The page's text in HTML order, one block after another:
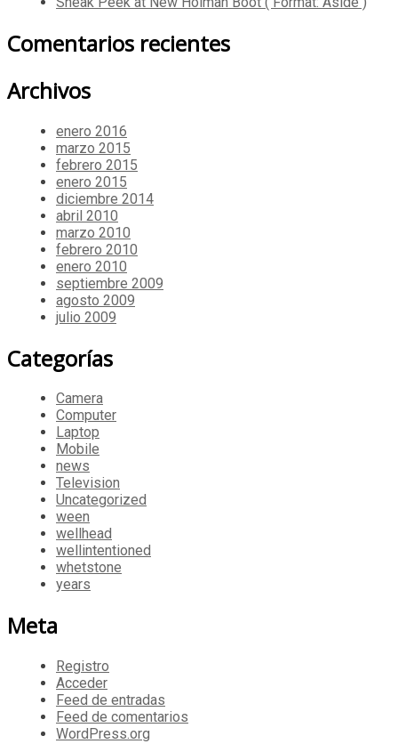
Comentarios recientes
Archivos
enero 2016
marzo 2015
febrero 2015
enero 2015
diciembre 2014
abril 2010
marzo 2010
febrero 2010
enero 2010
septiembre 2009
agosto 2009
julio 2009
Categorías
Camera
Computer
Laptop
Mobile
news
Television
Uncategorized
ween
wellhead
wellintentioned
whetstone
years
Meta
Registro
Acceder
Feed de entradas
Feed de comentarios
WordPress.org